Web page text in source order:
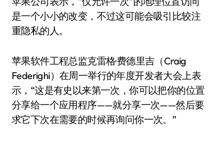
是一个小小的改变，不过这可能会吸引比较注
重隐私的人。
苹果软件工程总监克雷格·费德里吉（Craig
Federighi）在周一举行的年度开发者大会上表
示，“这是有史以来第一次，你可以把你的位置
分享给一个应用程序——就分享一次——然后要
求它下次在需要的时候再询问你一次。”